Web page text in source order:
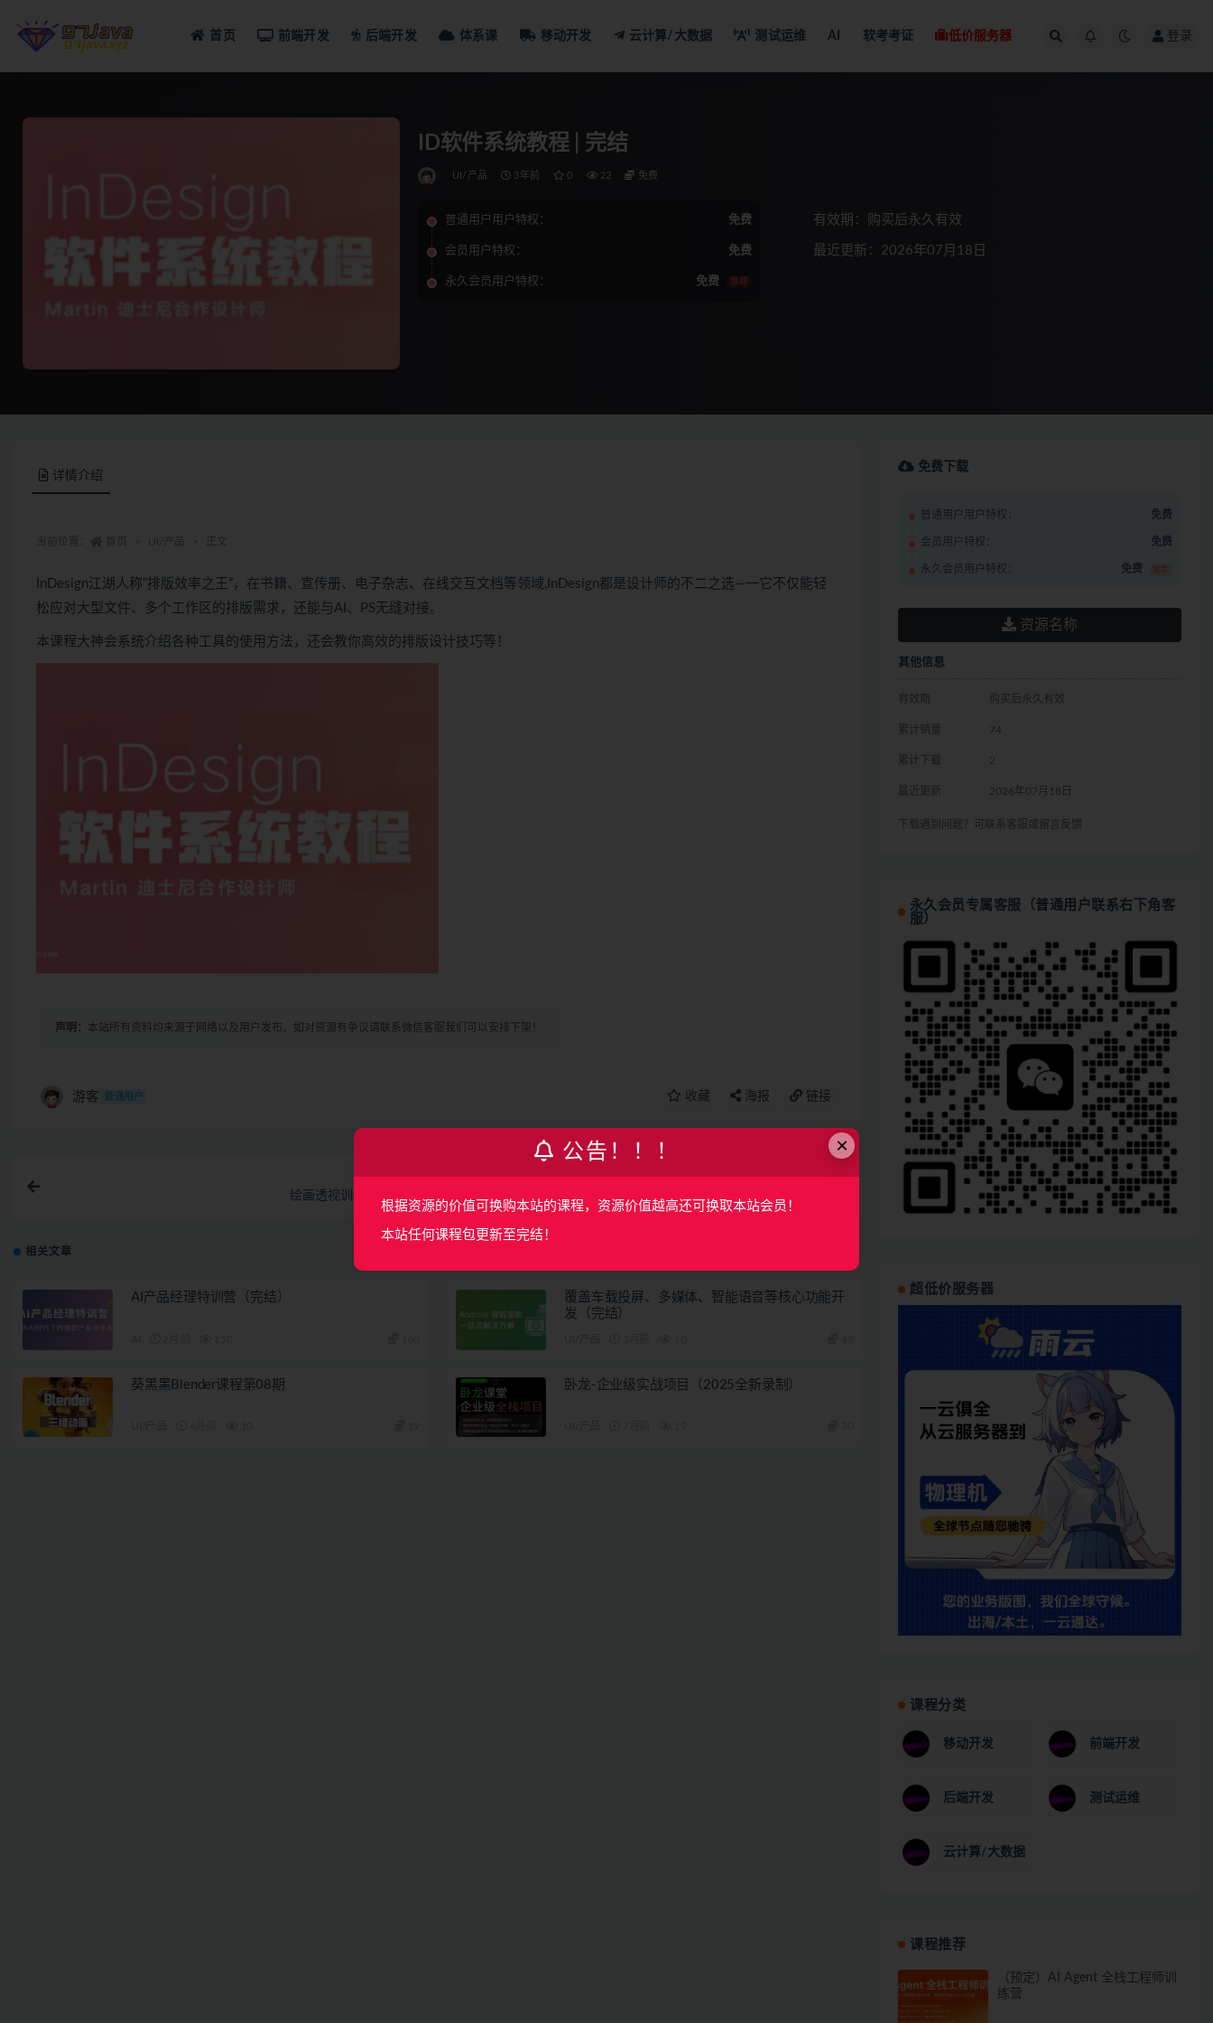
首页 前端开发 后端开发 体系课 移动开发 云计算/大数据 测试运维 AI 软考考证 低价服务器 登录
ID软件系统教程 | 完结
UI/产品 3年前 0 22 免费
普通用户用户特权： 免费
会员用户特权： 免费
永久会员用户特权： 免费 推荐
有效期：购买后永久有效
最近更新：2026年07月18日
详情介绍
InDesign江湖人称“排版效率之王”，在书籍、宣传册、电子杂志、在线交互文档等领域,InDesign都是设计师的不二之选—一它不仅能轻
松应对大型文件、多个工作区的排版需求，还能与AI、PS无缝对接。
本课程大神会系统介绍各种工具的使用方法，还会教你高效的排版设计技巧等！
声明： 本站所有资料均来源于网络以及用户发布，如对资源有争议请联系微信客服我们可以安排下架！
游客 普通用户 收藏 海报 链接
上一篇
绘画透视训练法 | 完结
下一篇
网易微专业-UI设计师全链路培养计划11期|2022年|重磅首发|完
结
相关文章
AI产品经理特训营（完结）
覆盖车载投屏、多媒体、智能语音等核心功能开
发（完结）
葵黑黑Blender课程第08期 卧龙-企业级实战项目（2025全新录制）
免费下载
普通用户用户特权： 免费
会员用户特权： 免费
永久会员用户特权： 免费 推荐
资源名称
其他信息
有效期 购买后永久有效
累计销量 74
累计下载 2
最近更新 2026年07月18日
下载遇到问题？可联系客服或留言反馈
永久会员专属客服（普通用户联系右下角客
服）
超低价服务器
课程分类
移动开发 前端开发
后端开发 测试运维
云计算/大数据
课程推荐
（预定）AI Agent 全栈工程师训
练营
×
公告！！！
根据资源的价值可换购本站的课程，资源价值越高还可换取本站会员！
本站任何课程包更新至完结！